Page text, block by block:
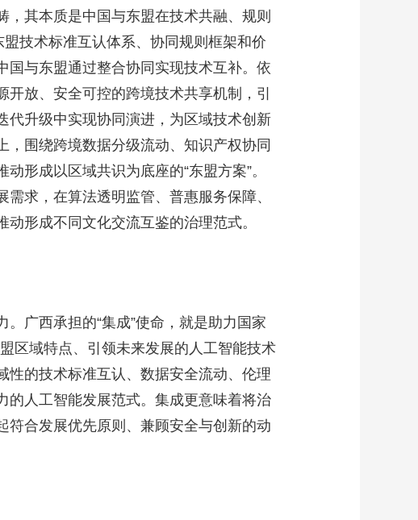
其本质是中国与东盟在技术共融、规则
技术标准互认体系、协同规则框架和价
国与东盟通过整合协同实现技术互补。依
放、安全可控的跨境技术共享机制，引
代升级中实现协同演进，为区域技术创新
围绕跨境数据分级流动、知识产权协同
形成以区域共识为底座的“东盟方案”。
求，在算法透明监管、普惠服务保障、
形成不同文化交流互鉴的治理范式。
广西承担的“集成”使命，就是助力国家
区域特点、引领未来发展的人工智能技术
性的技术标准互认、数据安全流动、伦理
的人工智能发展范式。集成更意味着将治
符合发展优先原则、兼顾安全与创新的动